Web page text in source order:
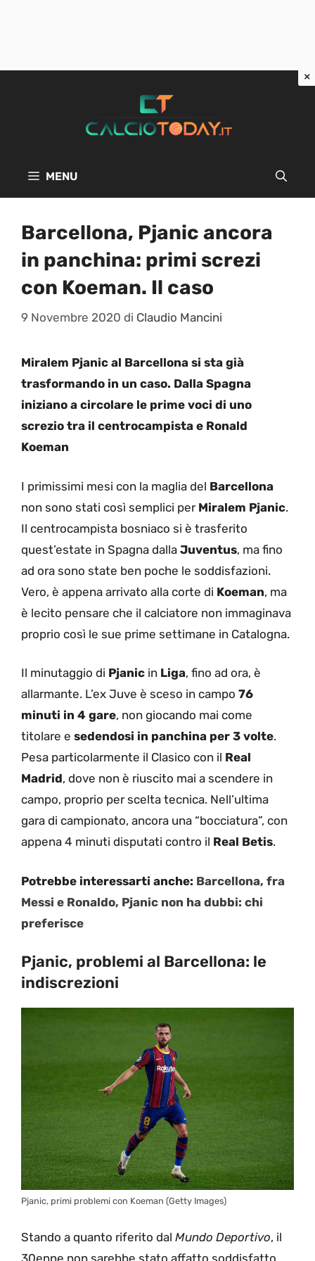
MENU
Barcellona, Pjanic ancora
in panchina: primi screzi
con Koeman. Il caso
9 Novembre 2020 di Claudio Mancini
Miralem Pjanic al Barcellona si sta già
trasformando in un caso. Dalla Spagna
iniziano a circolare le prime voci di uno
screzio tra il centrocampista e Ronald
Koeman
I primissimi mesi con la maglia del Barcellona
non sono stati così semplici per Miralem Pjanic.
Il centrocampista bosniaco si è trasferito
quest’estate in Spagna dalla Juventus, ma fino
ad ora sono state ben poche le soddisfazioni.
Vero, è appena arrivato alla corte di Koeman, ma
è lecito pensare che il calciatore non immaginava
proprio così le sue prime settimane in Catalogna.
Il minutaggio di Pjanic in Liga, fino ad ora, è
allarmante. L’ex Juve è sceso in campo 76
minuti in 4 gare, non giocando mai come
titolare e sedendosi in panchina per 3 volte.
Pesa particolarmente il Clasico con il Real
Madrid, dove non è riuscito mai a scendere in
campo, proprio per scelta tecnica. Nell’ultima
gara di campionato, ancora una “bocciatura”, con
appena 4 minuti disputati contro il Real Betis.
Potrebbe interessarti anche: Barcellona, fra
Messi e Ronaldo, Pjanic non ha dubbi: chi
preferisce
Pjanic, problemi al Barcellona: le
indiscrezioni
Pjanic, primi problemi con Koeman (Getty Images)
Stando a quanto riferito dal Mundo Deportivo, il